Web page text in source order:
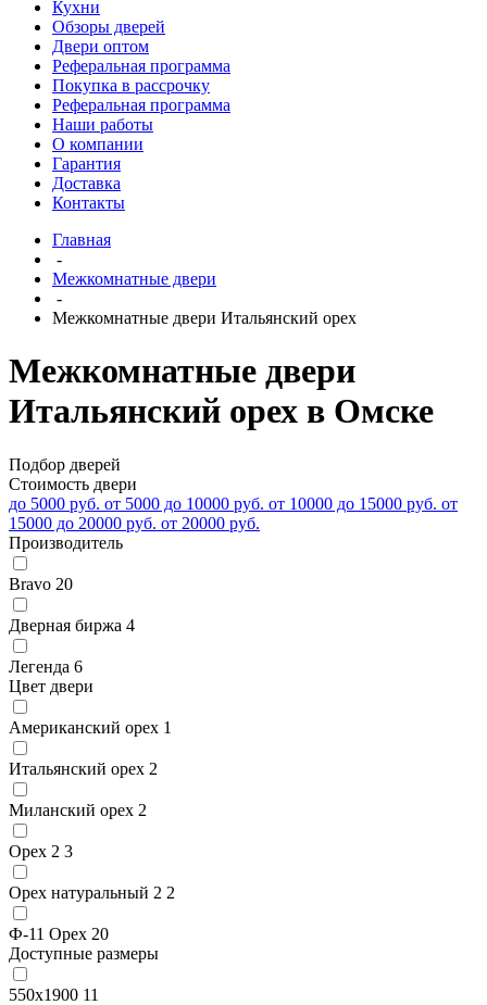
Кухни
Обзоры дверей
Двери оптом
Реферальная программа
Покупка в рассрочку
Реферальная программа
Наши работы
О компании
Гарантия
Доставка
Контакты
Главная
-
Межкомнатные двери
-
Межкомнатные двери Итальянский орех
Межкомнатные двери
Итальянский орех в Омске
Подбор дверей
Стоимость двери
до 5000 руб. от 5000 до 10000 руб. от 10000 до 15000 руб. от
15000 до 20000 руб. от 20000 руб.
Производитель
Bravo 20
Дверная биржа 4
Легенда 6
Цвет двери
Американский орех 1
Итальянский орех 2
Миланский орех 2
Орех 2 3
Орех натуральный 2 2
Ф-11 Орех 20
Доступные размеры
550x1900 11